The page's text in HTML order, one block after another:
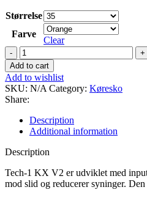
Størrelse
Farve
Clear
Alpinestars
KX
V2
quantity
Add to cart
Add to wishlist
SKU: N/A Category: Køresko
Share:
Description
Additional information
Description
Tech-1 KX V2 er udviklet med
mod slid og reducerer syninger.